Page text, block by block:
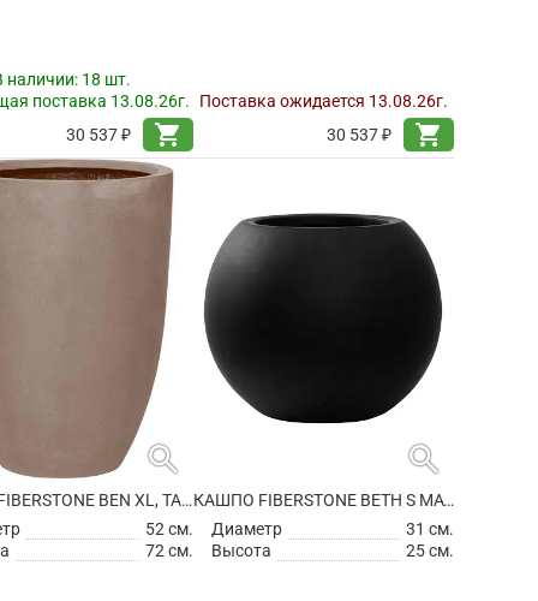
наличии: 18 шт.
поставка 13.08.26г.
30 537 ₽
shopping_cart
Поставка ожидается 13.08.26г.
30 537 ₽
shopping_cart
search
КАШПО FIBERSTONE BEN XL, TAUPE
52 см.
72 см.
search
КАШПО FIBERSTONE BETH S MATT BLACK
Диаметр
31 см.
Высота
25 см.